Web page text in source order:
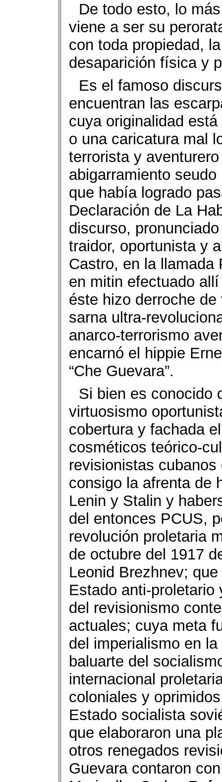
De todo esto, lo
viene a ser su
con toda propiedad,
desaparición física y
Es el famoso
encuentran las
cuya originalidad
o una caricatura mal
terrorista y
abigarramiento
que había logrado
Declaración de La
discurso,
traidor, oportunista y
Castro, en la llamada
en mitin efectuado
éste hizo derroche
sarna ultra-
anarco-terrorismo
encarnó el hippie
“Che Guevara”.
Si bien es conocido
virtuosismo
cobertura y fachada
cosméticos teórico-
revisionistas
consigo la afrenta de
Lenin y Stalin y
del entonces PCUS,
revolución proletaria
de octubre del 1917
Leonid Brezhnev;
Estado anti-
del revisionismo
actuales; cuya meta
del imperialismo en
baluarte del
internacional
coloniales y
Estado socialista
que elaboraron una
otros renegados
Guevara contaron